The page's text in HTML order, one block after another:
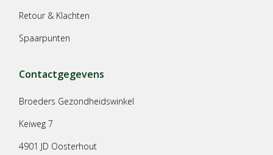
Retour & Klachten
Spaarpunten
Contactgegevens
Broeders Gezondheidswinkel
Keiweg 7
4901 JD Oosterhout